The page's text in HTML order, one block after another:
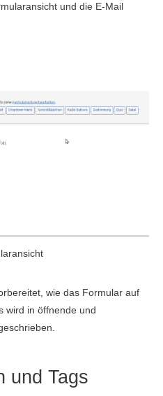
und die E-Mail
wie das Formular auf
wird in öffnende und
und Tags